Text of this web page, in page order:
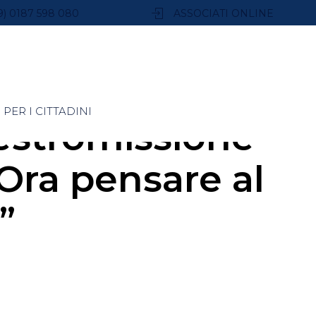
0187 598 080 ASSOCIATI ONLINE
PER I CITTADINI
pensare al